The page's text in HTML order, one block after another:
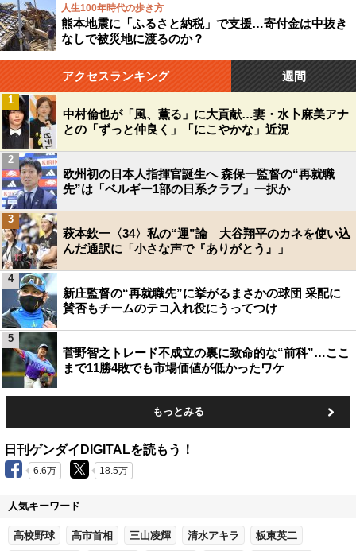
人生100年時代の歩き方
熊本地震に「ふるさと納税」で支援…寄付金は中抜き
なしで被災地に渡るのか？
アクセスランキング 週間
中村倫也が「風、薫る」に大貢献…妻・水卜麻美アナ
との「ずっと仲良く」「にこやかな」近況
1
欧州初の日本人指揮官誕生へ 森保一監督の“再就職
先”は「ベルギー1部の日系クラブ」一択か
2
萩本欽一〈34〉私の“運”論 大谷翔平のカネを使い込
んだ通訳に「小さな声で『ありがとう』」
3
新庄監督の“再就職先”に挙がるまさかの球団 采配に
賛否もチームのテコ入れ役にうってつけ
4
菅野智之トレード不成立の裏に致命的な“前科”…ここ
まで11勝4敗でも市場価値が低かったワケ
5
もっとみる
日刊ゲンダイDIGITALを読もう！
6.6万 18.5万
人気キーワード
高校野球 高市首相 三山凌輝 清水アキラ 板東英二